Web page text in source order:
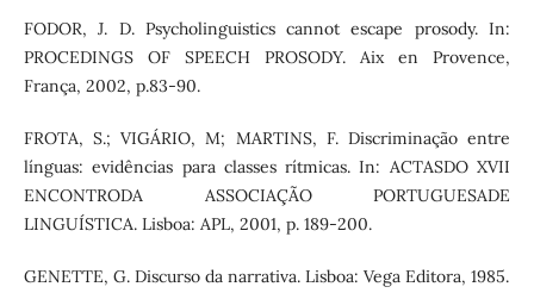
FODOR, J. D. Psycholinguistics cannot escape prosody. In:
PROCEDINGS OF SPEECH PROSODY. Aix en Provence,
França, 2002, p.83-90.
FROTA, S.; VIGÁRIO, M; MARTINS, F. Discriminação entre
línguas: evidências para classes rítmicas. In: ACTASDO XVII
ENCONTRODA ASSOCIAÇÃO PORTUGUESADE
LINGUÍSTICA. Lisboa: APL, 2001, p. 189-200.
GENETTE, G. Discurso da narrativa. Lisboa: Vega Editora, 1985.